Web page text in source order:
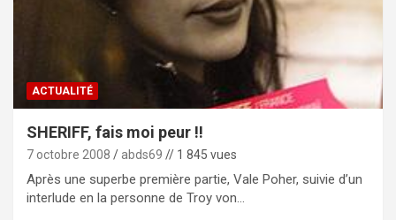
ACTUALITÉ
SHERIFF, fais moi peur !!
7 octobre 2008 abds69 // 1 845 vues
Après une superbe première partie, Vale Poher, suivie d’un
interlude en la personne de Troy von…